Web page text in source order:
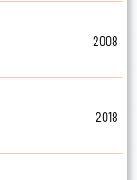
2008
2018